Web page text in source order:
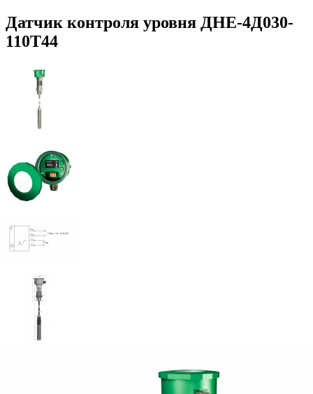
Датчик контроля уровня ДНЕ-4Д030-
110Т44